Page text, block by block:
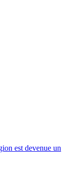
est devenue un